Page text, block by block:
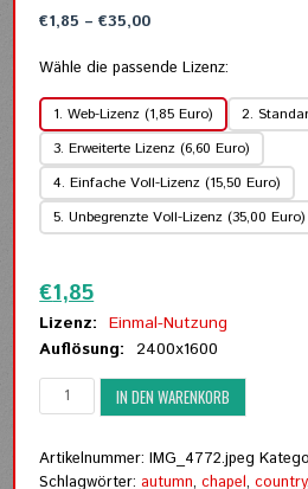
€1,85 –€35,00Preisspanne:
bis
€35,00
Wähle die passende Lizenz:
1. Web-Lizenz (1,85 Euro)
2.
3. Erweiterte Lizenz (6,60 Euro)
4. Einfache Voll-Lizenz (15,50 Euro)
5. Unbegrenzte Voll-Lizenz (35,00 Euro)
€1,85
Lizenz: Einmal-Nutzung
Auflösung: 2400x1600
Erleuchtung
hinter
Kapelle
Menge
IN DEN WARENKORB
Artikelnummer:IMG_4772.jpeg
Schlagwörter:autumn,chapel,country